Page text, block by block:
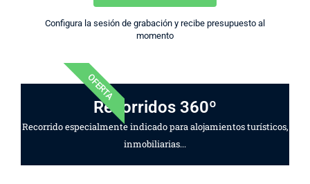
Configura la sesión de grabación y recibe presupuesto al
momento
OFERTA
Recorridos 360º
Recorrido especialmente indicado para alojamientos turísticos,
inmobiliarias...